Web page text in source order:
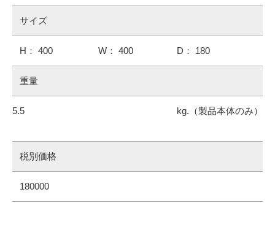
サイズ
H： 400 W： 400 D： 180
重量
5.5
税別価格
180000